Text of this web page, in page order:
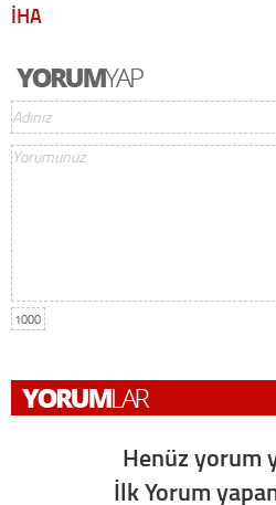
İHA
1000
Henüz yorum
İlk Yorum